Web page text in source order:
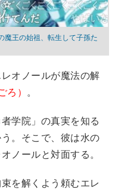
魔王の始祖、転生して子孫た
オノールが魔法の解
ろ） 。
学院」の真実を知る
。そこで、彼は水の
ノールと対面する。
を解くよう頼むエレ